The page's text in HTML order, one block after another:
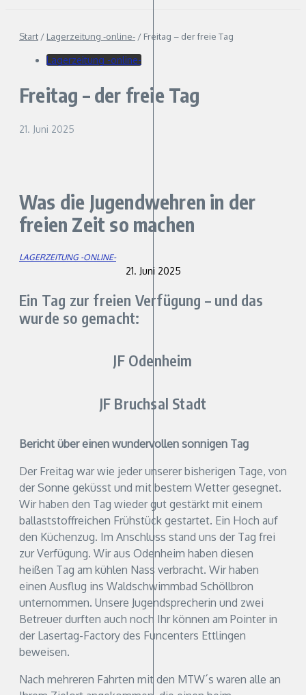
Start / Lagerzeitung -online- / Freitag – der freie Tag
Lagerzeitung -online-
Freitag – der freie Tag
21. Juni 2025
Was die Jugendwehren in der
freien Zeit so machen
LAGERZEITUNG -ONLINE-
21. Juni 2025
Ein Tag zur freien Verfügung – und das
wurde so gemacht:
JF Odenheim
JF Bruchsal Stadt
Bericht über einen wundervollen sonnigen Tag
Der Freitag war wie jeder unserer bisherigen Tage, von
der Sonne geküsst und mit bestem Wetter gesegnet.
Wir haben den Tag wieder gut gestärkt mit einem
ballaststoffreichen Frühstück gestartet. Ein Hoch auf
den Küchenzug. Im Anschluss stand uns der Tag frei
zur Verfügung. Wir aus Odenheim haben diesen
heißen Tag am kühlen Nass verbracht. Wir haben
einen Ausflug ins Waldschwimmbad Schöllbron
unternommen. Unsere Jugendsprecherin und zwei
Betreuer durften auch noch Ihr können am Pointer in
der Lasertag-Factory des Funcenters Ettlingen
beweisen.
Nach mehreren Fahrten mit den MTW´s waren alle an